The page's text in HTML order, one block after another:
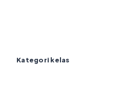
Kategori kelas